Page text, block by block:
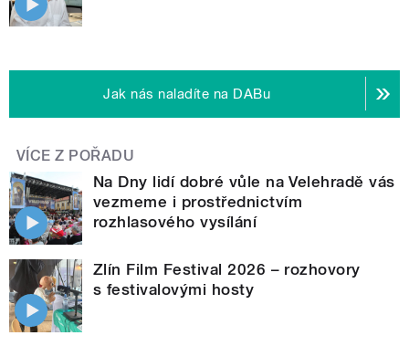
Jak nás naladíte na DABu
VÍCE Z POŘADU
Na Dny lidí dobré vůle na Velehradě vás
vezmeme i prostřednictvím
rozhlasového vysílání
Zlín Film Festival 2026 – rozhovory
s festivalovými hosty